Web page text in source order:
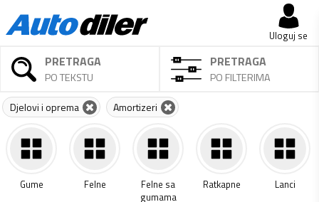
Uloguj se
PRETRAGA
PO TEKSTU
PRETRAGA
PO FILTERIMA
Djelovi i oprema Amortizeri
Gume Felne
Felne sa
gumama
Ratkapne Lanci